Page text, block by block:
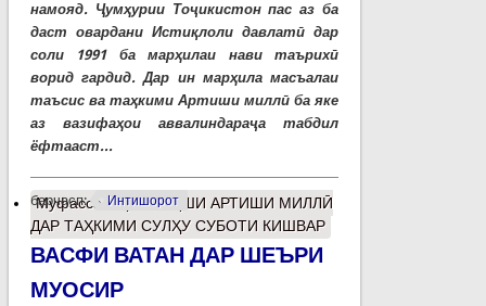
намояд. Ҷумҳурии Тоҷикистон пас аз ба
даст овардани Истиқлоли давлатӣ дар
соли 1991 ба марҳилаи нави таърихӣ
ворид гардид. Дар ин марҳила масъалаи
таъсис ва таҳкими Артиши миллӣ ба яке
аз вазифаҳои аввалиндараҷа табдил
ёфтааст...
барчасп: Интишорот
Муфассалтаро НАҚШИ АРТИШИ МИЛЛӢ
ДАР ТАҲКИМИ СУЛҲУ СУБОТИ КИШВАР
ВАСФИ ВАТАН ДАР ШЕЪРИ
МУОСИР